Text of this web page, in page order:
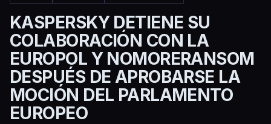
KASPERSKY DETIENE SU
COLABORACIÓN CON LA
EUROPOL Y NOMORERANSOM
DESPUÉS DE APROBARSE LA
MOCIÓN DEL PARLAMENTO
EUROPEO